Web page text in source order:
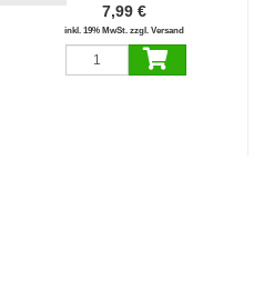
7,99 €
inkl. 19% MwSt. zzgl. Versand